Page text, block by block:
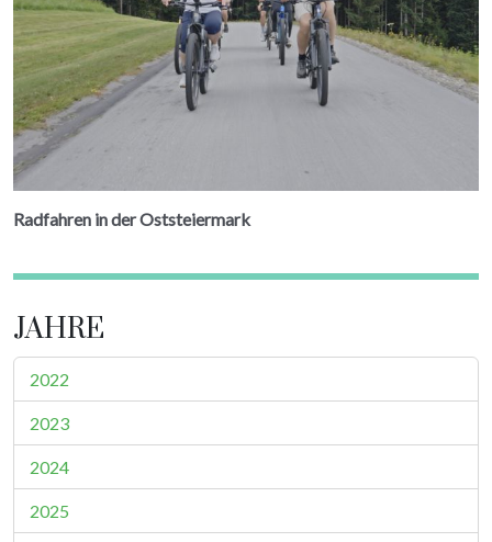
Radfahren in der Oststeiermark
JAHRE
2022
2023
2024
2025